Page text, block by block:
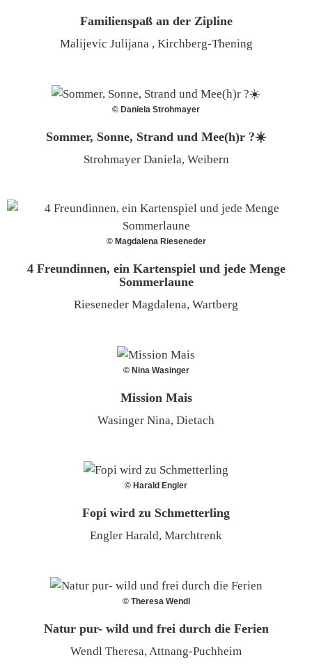
Familienspaß an der Zipline
Malijevic Julijana , Kirchberg-Thening
© Daniela Strohmayer
Sommer, Sonne, Strand und Mee(h)r ?☀️
Strohmayer Daniela, Weibern
© Magdalena Rieseneder
4 Freundinnen, ein Kartenspiel und jede Menge
Sommerlaune
Rieseneder Magdalena, Wartberg
© Nina Wasinger
Mission Mais
Wasinger Nina, Dietach
© Harald Engler
Fopi wird zu Schmetterling
Engler Harald, Marchtrenk
© Theresa Wendl
Natur pur- wild und frei durch die Ferien
Wendl Theresa, Attnang-Puchheim